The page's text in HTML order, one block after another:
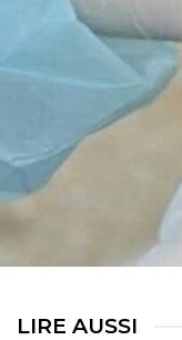
LIRE AUSSI